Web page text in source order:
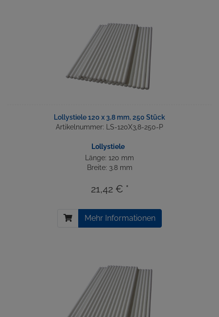
Lollystiele 120 x 3,8 mm, 250 Stück
Artikelnummer: LS-120X3,8-250-P
Lollystiele
Länge: 120 mm
Breite: 3.8 mm
21,42 € *
Mehr Informationen